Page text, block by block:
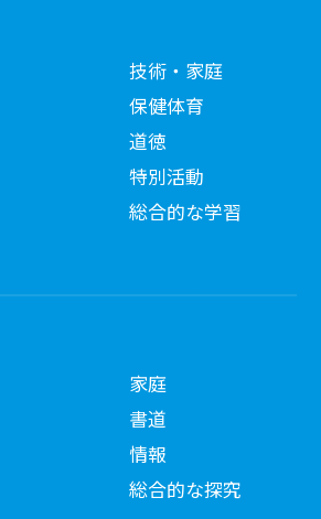
技術・家庭
保健体育
道徳
特別活動
総合的な学習
家庭
書道
情報
総合的な探究